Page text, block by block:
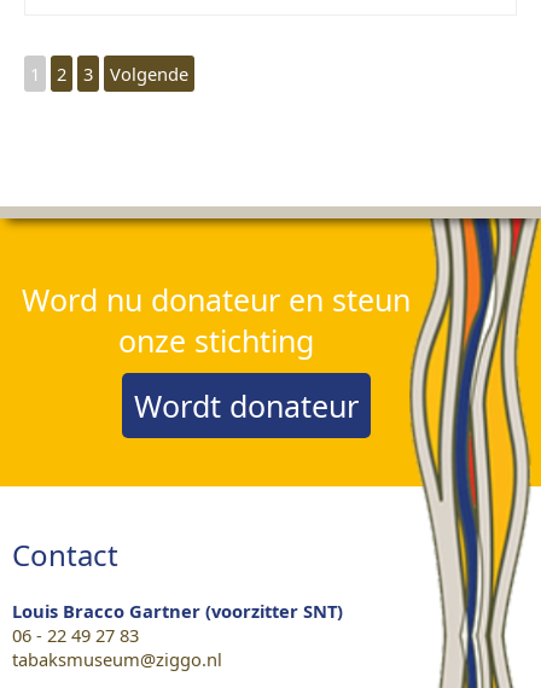
1 2 3 Volgende
Word nu donateur en steun
onze stichting
Wordt donateur
Contact
Louis Bracco Gartner (voorzitter SNT)
06 - 22 49 27 83
tabaksmuseum@ziggo.nl